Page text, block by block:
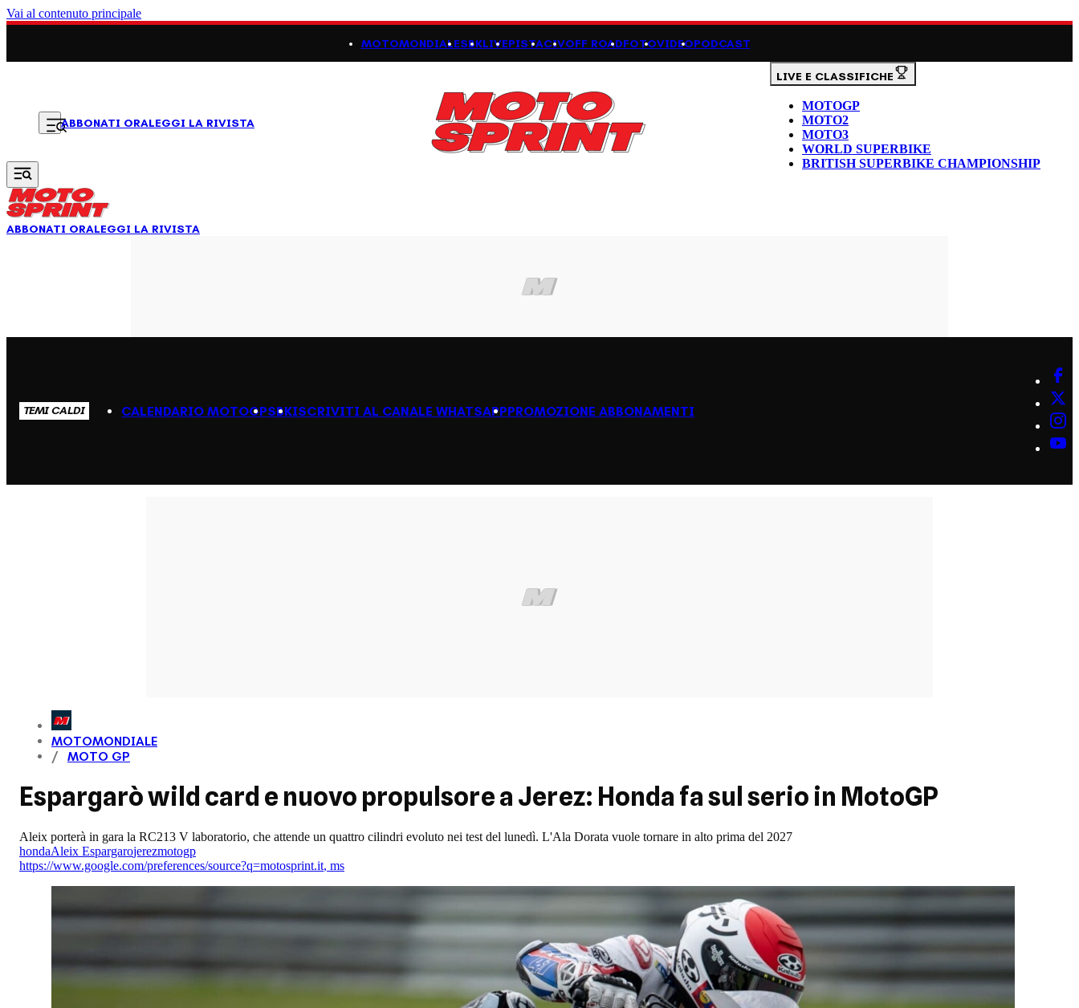
Vai al contenuto principale
MOTOMONDIALESBKLIVEPISTACIVOFF ROADFOTOVIDEOPODCAST
ABBONATI ORALEGGI LA RIVISTA
LIVE E CLASSIFICHE
MOTOGP
MOTO2
MOTO3
WORLD SUPERBIKE
BRITISH SUPERBIKE CHAMPIONSHIP
ABBONATI ORALEGGI LA RIVISTA
TEMI CALDI CALENDARIO MOTOGPSBKISCRIVITI AL CANALE WHATSAPPPROMOZIONE ABBONAMENTI
MOTOMONDIALE
MOTO GP
Espargarò wild card e nuovo propulsore a Jerez: Honda fa sul serio in MotoGP
Aleix porterà in gara la RC213 V laboratorio, che attende un quattro cilindri evoluto nei test del lunedì. L'Ala Dorata vuole tornare in alto prima del 2027
hondaAleix Espargarojerezmotogp
https://www.google.com/preferences/source?q=motosprint.it, ms